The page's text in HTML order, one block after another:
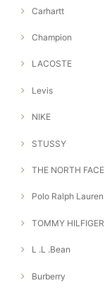
Carhartt
Champion
LACOSTE
Levis
NIKE
STUSSY
THE NORTH FACE
Polo Ralph Lauren
TOMMY HILFIGER
L .L .Bean
Burberry